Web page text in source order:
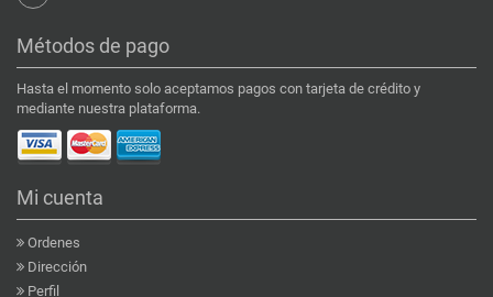
Métodos de pago
Hasta el momento solo aceptamos pagos con tarjeta de crédito y
mediante nuestra plataforma.
Mi cuenta
Ordenes
Dirección
Perfil